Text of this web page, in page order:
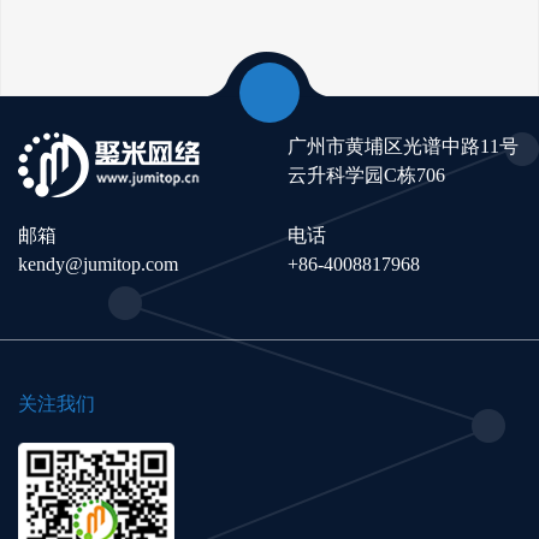
广州市黄埔区光谱中路11号
云升科学园C栋706
邮箱
kendy@jumitop.com
电话
+86-4008817968
关注我们